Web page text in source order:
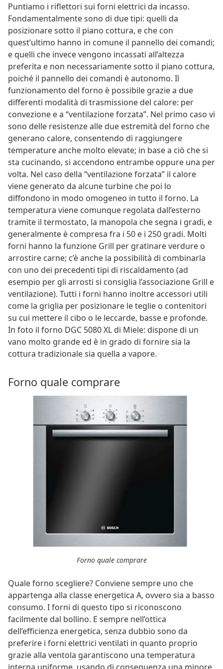
Puntiamo i riflettori sui forni elettrici da incasso.
Fondamentalmente sono di due tipi: quelli da
posizionare sotto il piano cottura, e che con
quest’ultimo hanno in comune il pannello dei comandi;
e quelli che invece vengono incassati all’altezza
preferita e non necessariamente sotto il piano cottura,
poiché il pannello dei comandi è autonomo. Il
funzionamento del forno è possibile grazie a due
differenti modalità di trasmissione del calore: per
convezione e a “ventilazione forzata”. Nel primo caso vi
sono delle resistenze alle due estremità del forno che
generano calore, consentendo di raggiungere
temperature anche molto elevate; in base a ciò che si
sta cucinando, si accendono entrambe oppure una per
volta. Nel caso della “ventilazione forzata” il calore
viene generato da alcune turbine che poi lo
diffondono in modo omogeneo in tutto il forno. La
temperatura viene comunque regolata dall’esterno
tramite il termostato, la manopola che segna i gradi, e
generalmente è compresa fra i 50 e i 250 gradi. Molti
forni hanno la funzione Grill per gratinare verdure o
arrostire carne; c’è anche la possibilità di combinarla
con uno dei precedenti tipi di riscaldamento (ad
esempio per gli arrosti si consiglia l’associazione Grill e
ventilazione). Tutti i forni hanno inoltre accessori utili
come la griglia per posizionare le teglie o contenitori
su cui mettere il cibo o le leccarde, basse e profonde.
In foto il forno DGC 5080 XL di Miele: dispone di un
vano molto grande ed è in grado di fornire sia la
cottura tradizionale sia quella a vapore.
Forno quale comprare
Forno quale comprare
Quale forno scegliere? Conviene sempre uno che
appartenga alla classe energetica A, ovvero sia a basso
consumo. I forni di questo tipo si riconoscono
facilmente dal bollino. E sempre nell’ottica
dell’efficienza energetica, senza dubbio sono da
preferire i forni elettrici ventilati in quanto proprio
grazie alla ventola garantiscono una temperatura